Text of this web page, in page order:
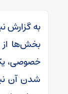
به گزارش
بخش‌ها از
خصوصی،
شدن آن